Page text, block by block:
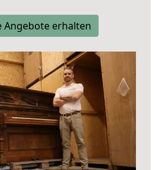
Angebote erhalten